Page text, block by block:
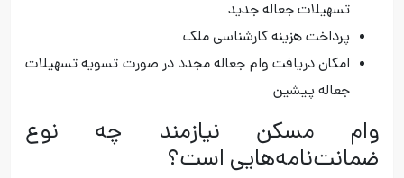
تسهیلات جعاله‌ جدید
پرداخت هزینه کارشناسی ملک
امکان دریافت وام جعاله مجدد در صورت تسویه تسهیلات
جعاله پیشین
وام مسکن نیازمند چه نوع
ضمانت‌نامه‌هایی است؟